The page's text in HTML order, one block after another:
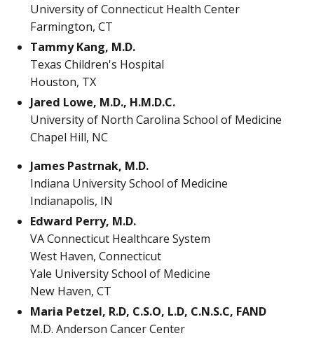
University of Connecticut Health Center
Farmington, CT
Tammy Kang, M.D.
Texas Children's Hospital
Houston, TX
Jared Lowe, M.D., H.M.D.C.
University of North Carolina School of Medicine
Chapel Hill, NC
James Pastrnak, M.D.
Indiana University School of Medicine
Indianapolis, IN
Edward Perry, M.D.
VA Connecticut Healthcare System
West Haven, Connecticut
Yale University School of Medicine
New Haven, CT
Maria Petzel, R.D, C.S.O, L.D, C.N.S.C, FAND
M.D. Anderson Cancer Center